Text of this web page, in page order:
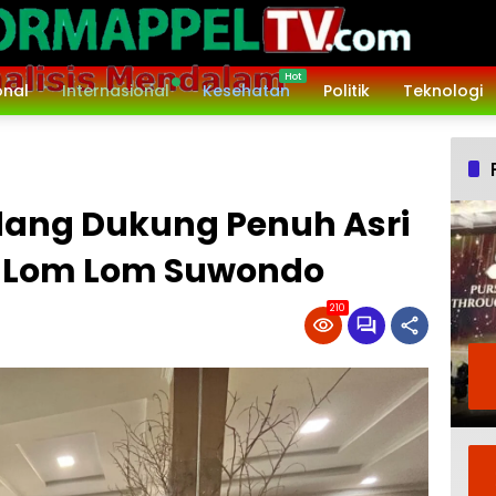
Internasional Kesehatan Politik Teknologi
Dukung Penuh Asri
Lom Suwondo
210